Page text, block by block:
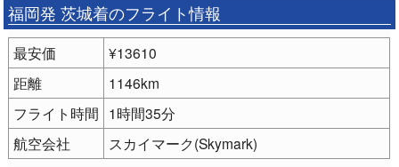
福岡発 茨城着のフライト情報
最安価
¥13610
距離
1146km
フライト時間 1時間35分
航空会社
スカイマーク(Skymark)